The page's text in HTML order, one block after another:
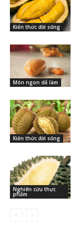
Kiến thức đời sống
Món ngon dễ làm
Kiến thức đời sống
Nghiên cứu thực
phẩm